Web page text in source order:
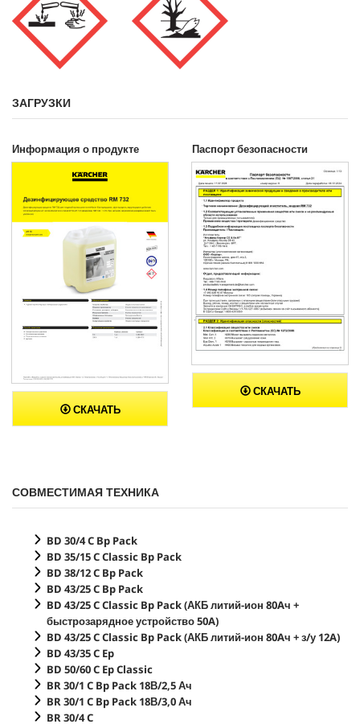
ЗАГРУЗКИ
Информация о продукте
СКАЧАТЬ
Паспорт безопасности
СКАЧАТЬ
СОВМЕСТИМАЯ ТЕХНИКА
BD 30/4 C Bp Pack
BD 35/15 C Classic Bp Pack
BD 38/12 C Bp Pack
BD 43/25 C Bp Pack
BD 43/25 C Classic Bp Pack (АКБ литий-ион 80Aч +
быстрозарядное устройство 50A)
BD 43/25 C Classic Bp Pack (АКБ литий-ион 80Aч + з/у 12A)
BD 43/35 C Ep
BD 50/60 C Ep Classic
BR 30/1 C Bp Pack 18В/2,5 Ач
BR 30/1 C Bp Pack 18В/3,0 Ач
BR 30/4 C